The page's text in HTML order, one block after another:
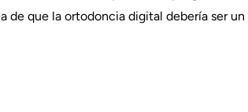
de que la ortodoncia digital debería ser un